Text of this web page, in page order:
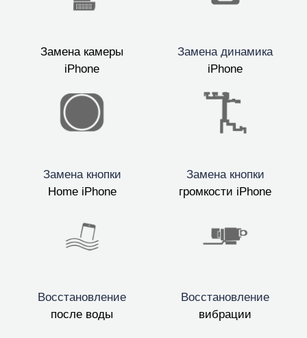
Замена камеры
iPhone
Замена динамика
iPhone
Замена кнопки
Home iPhone
Замена кнопки
громкости iPhone
Восстановление
после воды
Восстановление
вибрации